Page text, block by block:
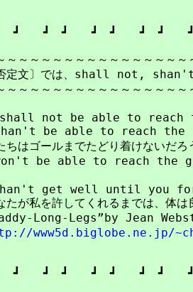
　┛　　┛　┛　　┛　┛　　┛
～～～～～～～～～～～～～
では、shall not, shan't［
～～～～～～～～～～～～～
not be able to reach
be able to reach the
ールまでたどり着けないだろ
be able to reach the
get well until you
を許してくれるまでは、体は良
Long-Legs”by Jean
www5d.biglobe.ne.jp/
　┛　　┛　┛　　┛　┛　　┛